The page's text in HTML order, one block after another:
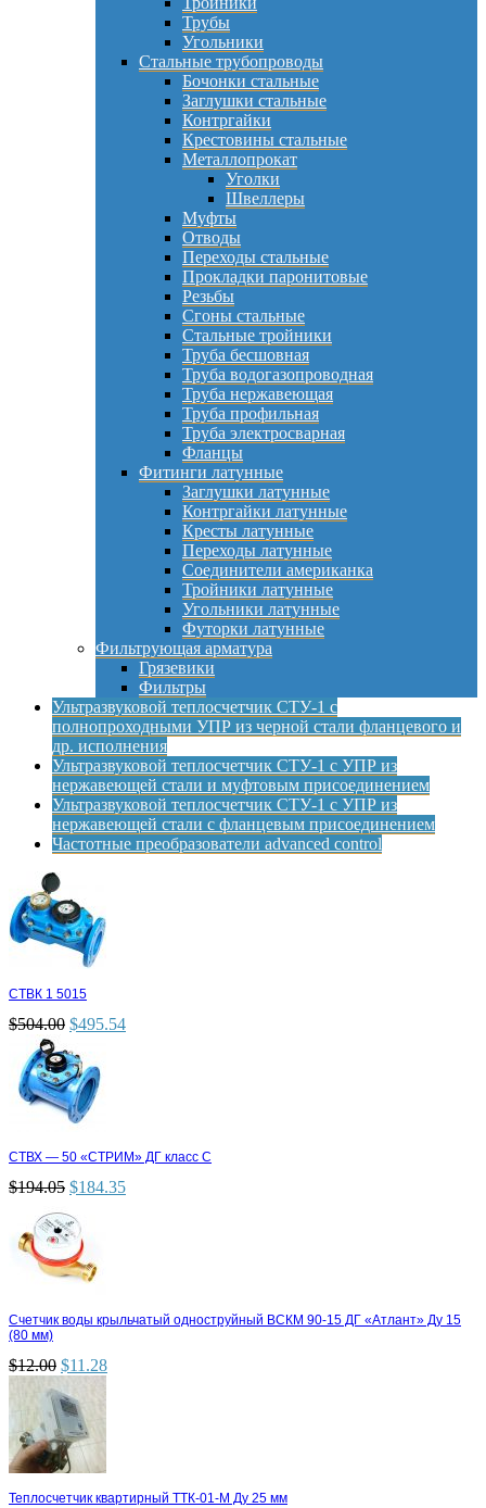
Трубы
Угольники
Стальные трубопроводы
Бочонки стальные
Заглушки стальные
Контргайки
Крестовины стальные
Металлопрокат
Уголки
Швеллеры
Муфты
Отводы
Переходы стальные
Прокладки паронитовые
Резьбы
Сгоны стальные
Стальные тройники
Труба бесшовная
Труба водогазопроводная
Труба нержавеющая
Труба профильная
Труба электросварная
Фланцы
Фитинги латунные
Заглушки латунные
Контргайки латунные
Кресты латунные
Переходы латунные
Соединители американка
Тройники латунные
Угольники латунные
Футорки латунные
Фильтрующая арматура
Грязевики
Фильтры
Ультразвуковой теплосчетчик СТУ-1 с
полнопроходными УПР из черной стали фланцевого и
др. исполнения
Ультразвуковой теплосчетчик СТУ-1 с УПР из
нержавеющей стали и муфтовым присоединением
Ультразвуковой теплосчетчик СТУ-1 с УПР из
нержавеющей стали с фланцевым присоединением
Частотные преобразователи advanced control
СТВК 1 5015
$504.00 $495.54
СТВХ — 50 «СТРИМ» ДГ класс С
$194.05 $184.35
Счетчик воды крыльчатый одноструйный ВСКМ 90-15 ДГ «Атлант» Ду 15
(80 мм)
$12.00 $11.28
Теплосчетчик квартирный ТТК-01-М Ду 25 мм